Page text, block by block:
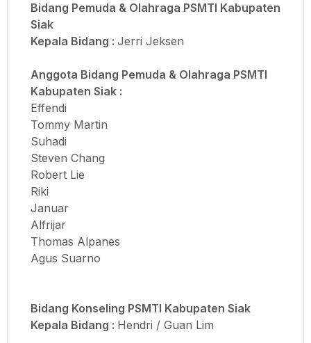
Bidang Pemuda & Olahraga PSMTI Kabupaten
Siak
Kepala Bidang : Jerri Jeksen
Anggota Bidang Pemuda & Olahraga PSMTI
Kabupaten Siak :
Effendi
Tommy Martin
Suhadi
Steven Chang
Robert Lie
Riki
Januar
Alfrijar
Thomas Alpanes
Agus Suarno
Bidang Konseling PSMTI Kabupaten Siak
Kepala Bidang : Hendri / Guan Lim